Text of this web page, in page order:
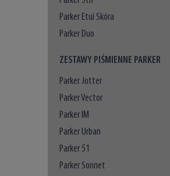
Parker Etui Skóra
Parker Duo
ZESTAWY PIŚMIENNE PARKER
Parker Jotter
Parker Vector
Parker IM
Parker Urban
Parker 51
Parker Sonnet